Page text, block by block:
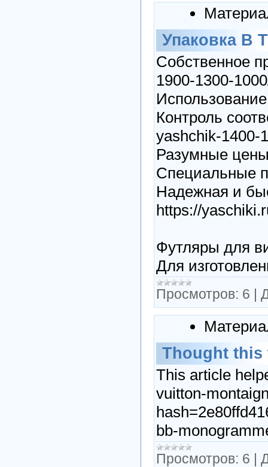
Упаковка В
Собственное
1900-1300-
Контроль
yashchik-1400-
Разумные
Специальные
Надежная и
https://
Футляры для
Для
Просмотров: 6 |
Thought this
This article
vuitton-
bb-
Просмотров: 6 |